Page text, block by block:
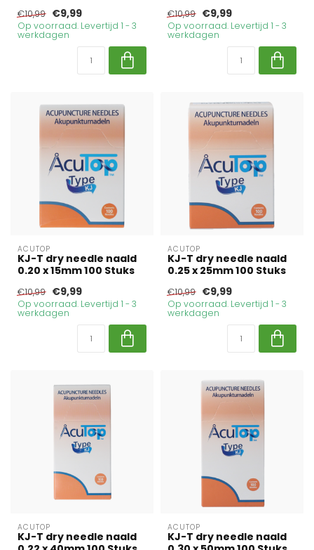
€10,99 €9,99
Op voorraad. Levertijd 1 - 3
werkdagen
€10,99 €9,99
Op voorraad. Levertijd 1 - 3
werkdagen
ACUTOP
KJ-T dry needle naald
0.20 x 15mm 100 Stuks
€10,99 €9,99
Op voorraad. Levertijd 1 - 3
werkdagen
ACUTOP
KJ-T dry needle naald
0.25 x 25mm 100 Stuks
€10,99 €9,99
Op voorraad. Levertijd 1 - 3
werkdagen
ACUTOP
KJ-T dry needle naald
ACUTOP
KJ-T dry needle naald